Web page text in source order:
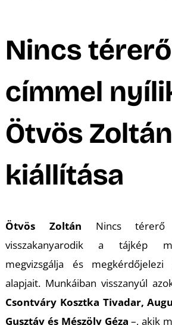
Nincs térerő
címmel
Ötvös Zoltán
kiállítása
Ötvös Zoltán Nincs térerő
visszakanyarodik a tájkép
megvizsgálja és megkérdőjelezi
alapjait. Munkáiban visszanyúl
Csontváry Kosztka Tivadar,
Gusztáv és Mészöly Géza –, akik